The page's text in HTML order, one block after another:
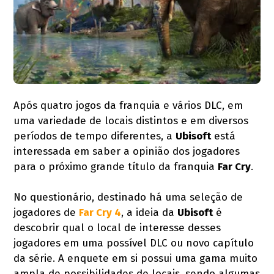
Após quatro jogos da franquia e vários DLC, em
uma variedade de locais distintos e em diversos
períodos de tempo diferentes, a Ubisoftestá
interessada em saber a opinião dos jogadores
para o próximo grande título da franquia Far Cry.
No questionário, destinado há uma seleção de
jogadores de Far Cry 4, a ideia da Ubisofté
descobrir qual o local de interesse desses
jogadores em uma possível DLC ou novo capítulo
da série. A enquete em si possui uma gama muito